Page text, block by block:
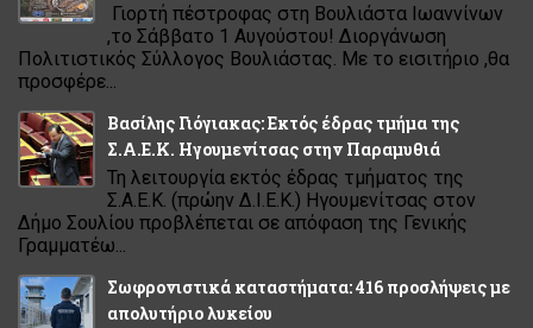
Γιορτή πέστροφας στη Βουλιάστα Ιωαννίνων
,το Σάββατο 1 Αυγούστου! Διοργάνωση
Πολιτιστικός Σύλλογος Βουλιάστας. Με το εισιτήριο ,θα
προσφέρε...
Βασίλης Γιόγιακας: Εκτός έδρας τμήμα της
Σ.Α.Ε.Κ. Ηγουμενίτσας στην Παραμυθιά
Τη λειτουργία εκτός έδρας τμήματος της
Σ.Α.Ε.Κ. (πρώην Δ.Ι.Ε.Κ.) Ηγουμενίτσας στον
Δήμο Σουλίου προβλέπεται σε απόφαση της Γενικής
Γραμματέω...
Σωφρονιστικά καταστήματα: 416 προσλήψεις με
απολυτήριο λυκείου